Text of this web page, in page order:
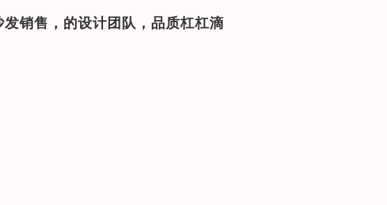
销售，的设计团队，品质杠杠滴